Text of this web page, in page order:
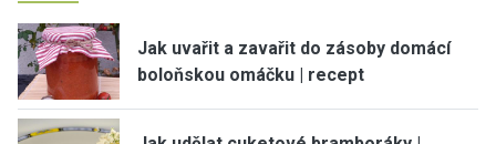
Jak uvařit a zavařit do zásoby domácí
boloňskou omáčku | recept